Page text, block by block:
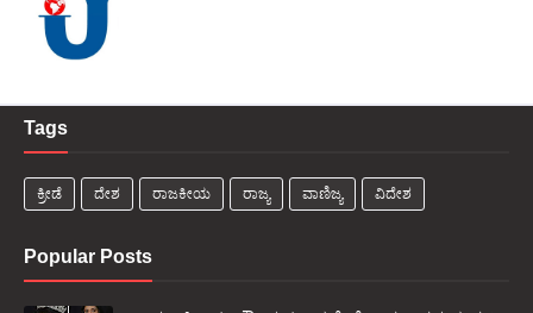
Tags
ಕ್ರೀಡೆ ದೇಶ ರಾಜಕೀಯ ರಾಜ್ಯ ವಾಣಿಜ್ಯ ವಿದೇಶ
Popular Posts